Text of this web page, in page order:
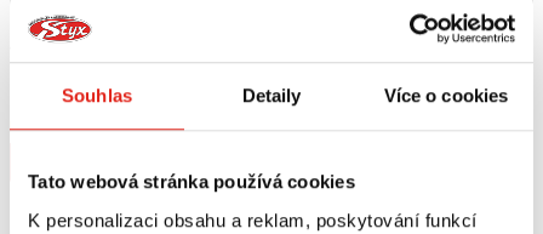
Souhlas Detaily Více o cookies
Tato webová stránka používá cookies
K personalizaci obsahu a reklam, poskytování funkcí
409 Kč s DPH
LIBERTY 50/125/150 (25) SR5623
Na objednávku
PIAGGIO LIBERTY 50-125-150-200
Na objednávku